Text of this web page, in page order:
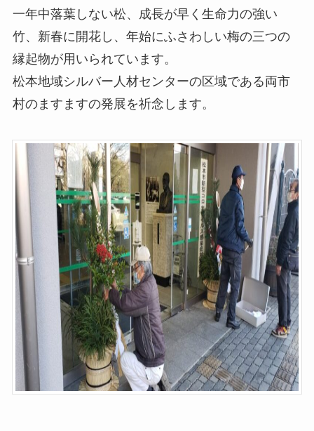
一年中落葉しない松、成長が早く生命力の強い
竹、新春に開花し、年始にふさわしい梅の三つの
縁起物が用いられています。
松本地域シルバー人材センターの区域である両市
村のますますの発展を祈念します。